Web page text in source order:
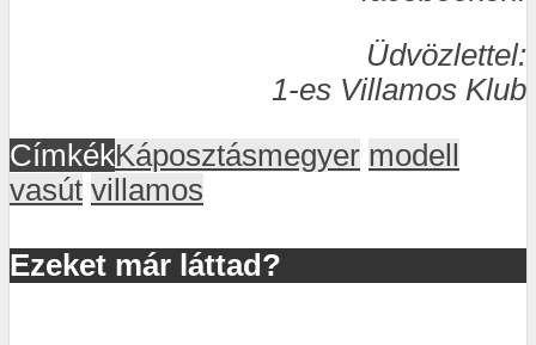
Üdvözlettel:
1-es Villamos Klub
CímkékKáposztásmegyer modell
vasút villamos
Ezeket már láttad?